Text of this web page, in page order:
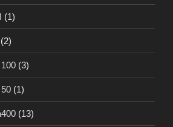
(1)
(2)
(3)
(1)
(13)